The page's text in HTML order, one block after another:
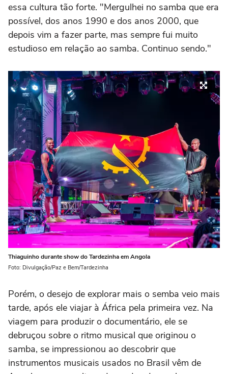
essa cultura tão forte. "Mergulhei no samba que era
possível, dos anos 1990 e dos anos 2000, que
depois vim a fazer parte, mas sempre fui muito
estudioso em relação ao samba. Continuo sendo."
Thiaguinho durante show do Tardezinha em Angola
Foto: Divulgação/Paz e Bem/Tardezinha
Porém, o desejo de explorar mais o semba veio mais
tarde, após ele viajar à África pela primeira vez. Na
viagem para produzir o documentário, ele se
debruçou sobre o ritmo musical que originou o
samba, se impressionou ao descobrir que
instrumentos musicais usados no Brasil vêm de